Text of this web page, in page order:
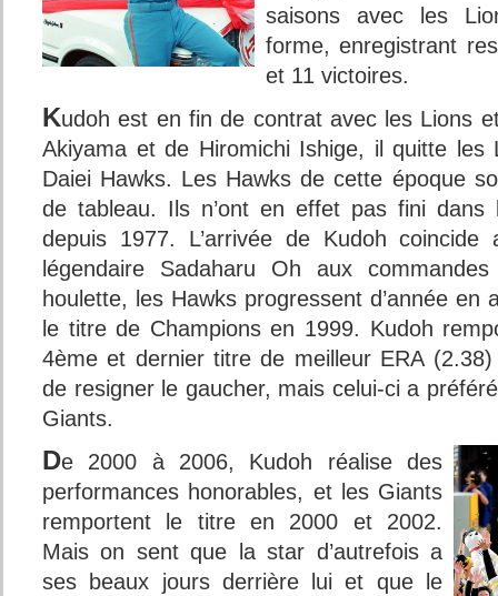
saisons avec les
forme, enregistrant
et 11 victoires.
Kudoh est en fin de contrat avec les Lions
Akiyama et de Hiromichi Ishige, il quitte les
Daiei Hawks. Les Hawks de cette époque
de tableau. Ils n’ont en effet pas fini dans
depuis 1977. L’arrivée de Kudoh coincide
légendaire Sadaharu Oh aux
houlette, les Hawks progressent d’année en
le titre de Champions en 1999. Kudoh
4ème et dernier titre de meilleur ERA
de resigner le gaucher, mais celui-ci a
Giants.
De 2000 à 2006, Kudoh réalise des
performances honorables, et les Giants
remportent le titre en 2000 et 2002.
Mais on sent que la star d’autrefois a
ses beaux jours derrière lui et que le